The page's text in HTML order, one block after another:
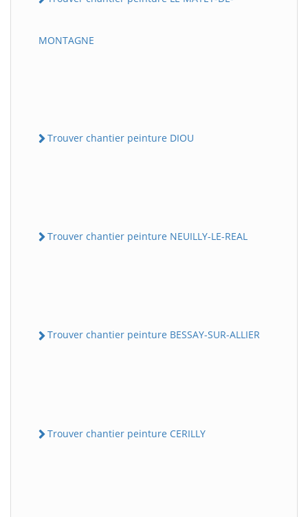
MONTAGNE
Trouver chantier peinture DIOU
Trouver chantier peinture NEUILLY-LE-REAL
Trouver chantier peinture BESSAY-SUR-ALLIER
Trouver chantier peinture CERILLY